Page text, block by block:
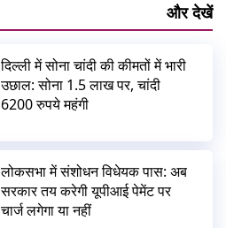
और देखें
दिल्ली में सोना चांदी की कीमतों में भारी
उछाल: सोना 1.5 लाख पर, चांदी
6200 रुपये महंगी
लोकसभा में संशोधन विधेयक पास: अब
सरकार तय करेगी यूपीआई पेमेंट पर
चार्ज लगेगा या नहीं